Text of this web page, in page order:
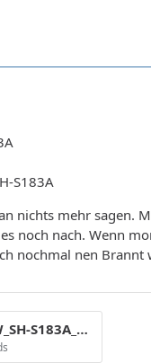
S183A
nichts mehr sagen.
noch nach. Wenn
nochmal nen Brannt
TSSTcorpCD_DVDW_SH-S183A_SB03_01-February-2008_18_25 samsung.png